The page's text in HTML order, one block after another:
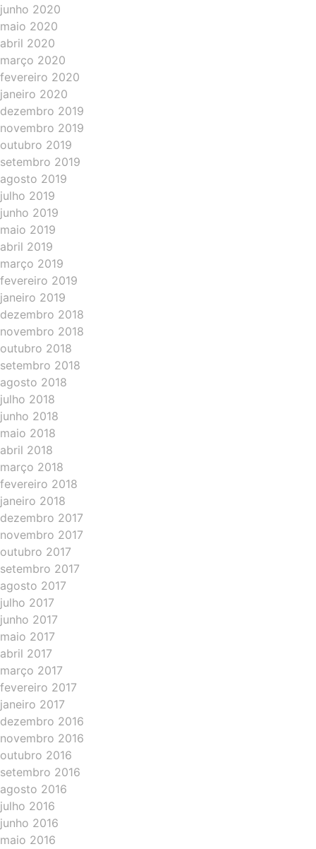
junho 2020
maio 2020
abril 2020
março 2020
fevereiro 2020
janeiro 2020
dezembro 2019
novembro 2019
outubro 2019
setembro 2019
agosto 2019
julho 2019
junho 2019
maio 2019
abril 2019
março 2019
fevereiro 2019
janeiro 2019
dezembro 2018
novembro 2018
outubro 2018
setembro 2018
agosto 2018
julho 2018
junho 2018
maio 2018
abril 2018
março 2018
fevereiro 2018
janeiro 2018
dezembro 2017
novembro 2017
outubro 2017
setembro 2017
agosto 2017
julho 2017
junho 2017
maio 2017
abril 2017
março 2017
fevereiro 2017
janeiro 2017
dezembro 2016
novembro 2016
outubro 2016
setembro 2016
agosto 2016
julho 2016
junho 2016
maio 2016